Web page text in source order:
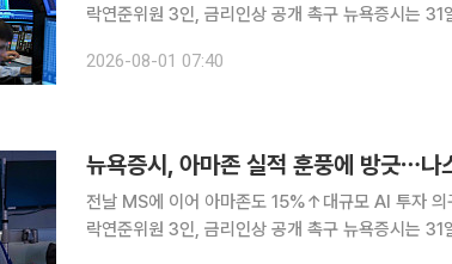
락연준위원 3인, 금리인상 공개 촉구 뉴욕증시는 31일(현지시간) 상승 종료했다. 아마존의 강력한
우존스30산업평균지수는 전 거래일 대비 276.97포
2026-08-01 07:40
뉴욕증시, 아마존 실적 훈풍에 방긋⋯
전날 MS에 이어 아마존도 15%↑대규모 AI 투자
락연준위원 3인, 금리인상 공개 촉구 뉴욕증시는 31일(현지시간) 상승 종료했다. 아마존의 강력한